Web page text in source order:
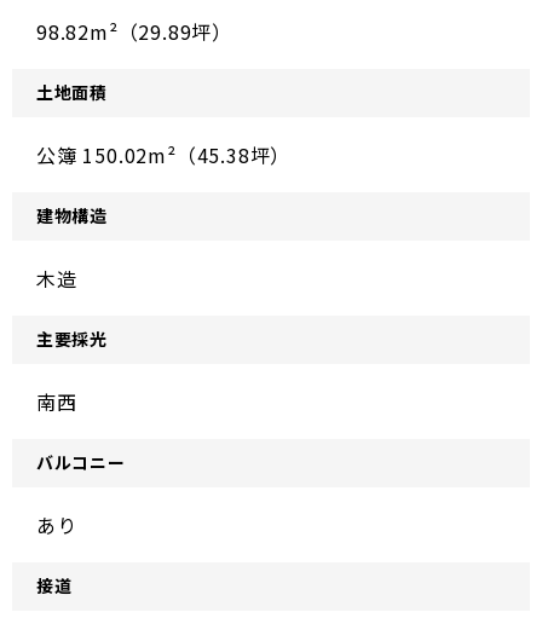
98.82m²（29.89坪）
土地面積
公簿 150.02m²（45.38坪）
建物構造
木造
主要採光
南西
バルコニー
あり
接道